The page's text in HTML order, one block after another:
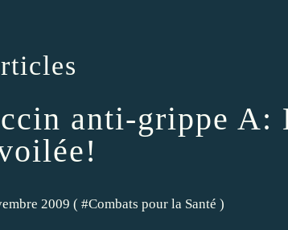
anti-grippe A:
2009 ( #Combats pour la Santé )